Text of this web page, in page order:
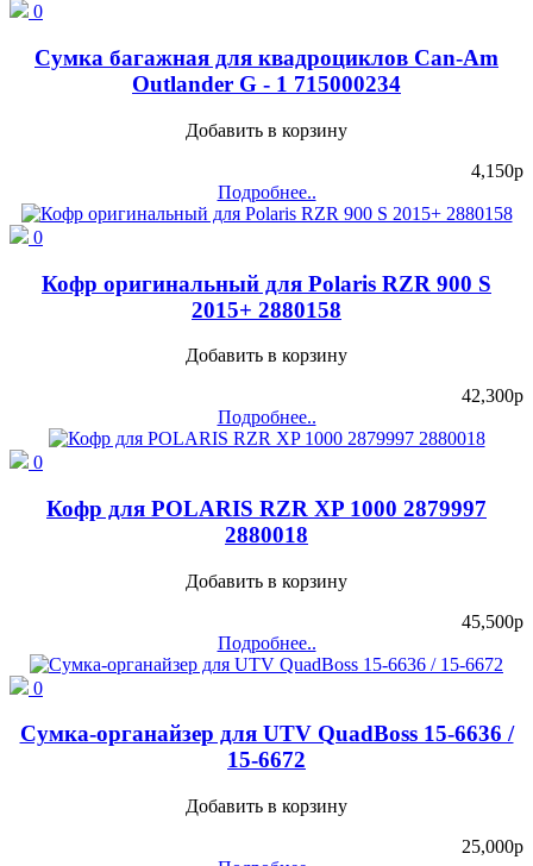
0
Сумка багажная для квадроциклов Can-Am
Outlander G - 1 715000234
Добавить в корзину
4,150p
Подробнее..
0
Кофр оригинальный для Polaris RZR 900 S
2015+ 2880158
Добавить в корзину
42,300p
Подробнее..
0
Кофр для POLARIS RZR XP 1000 2879997
2880018
Добавить в корзину
45,500p
Подробнее..
0
Сумка-органайзер для UTV QuadBoss 15-6636 /
15-6672
Добавить в корзину
25,000p